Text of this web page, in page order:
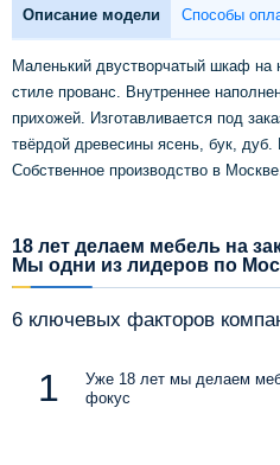
Описание модели Способы
Маленький двустворчатый шкаф
стиле прованс. Внутреннее
прихожей. Изготавливается под
твёрдой древесины ясень, бук, дуб.
Собственное производство в
18 лет делаем мебель на
Мы одни из лидеров по
6 ключевых факторов
Уже 18 лет мы делаем
фокус